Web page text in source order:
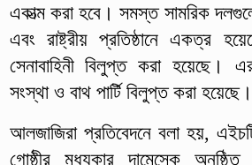
একাত্ম করা হবে। সমস্ত সামরিক
এবং রাষ্ট্রীয় প্রতিষ্ঠানে একত্র
সেনাবাহিনী বিলুপ্ত করা হয়েছে।
সংস্থা ও বাথ পার্টি বিলুপ্ত করা হয়েছে।
আলজাজিরা প্রতিবেদনে বলা হয়,
গোষ্ঠীর মধ্যকার দামেস্কে